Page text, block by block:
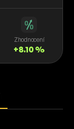
Zhodnocení
+8.10 %